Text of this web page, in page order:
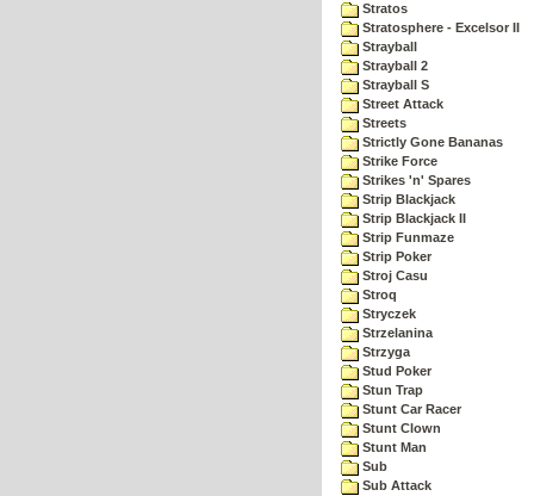
Stratos
Stratosphere - Excelsor II
Strayball
Strayball 2
Strayball S
Street Attack
Streets
Strictly Gone Bananas
Strike Force
Strikes 'n' Spares
Strip Blackjack
Strip Blackjack II
Strip Funmaze
Strip Poker
Stroj Casu
Stroq
Stryczek
Strzelanina
Strzyga
Stud Poker
Stun Trap
Stunt Car Racer
Stunt Clown
Stunt Man
Sub
Sub Attack